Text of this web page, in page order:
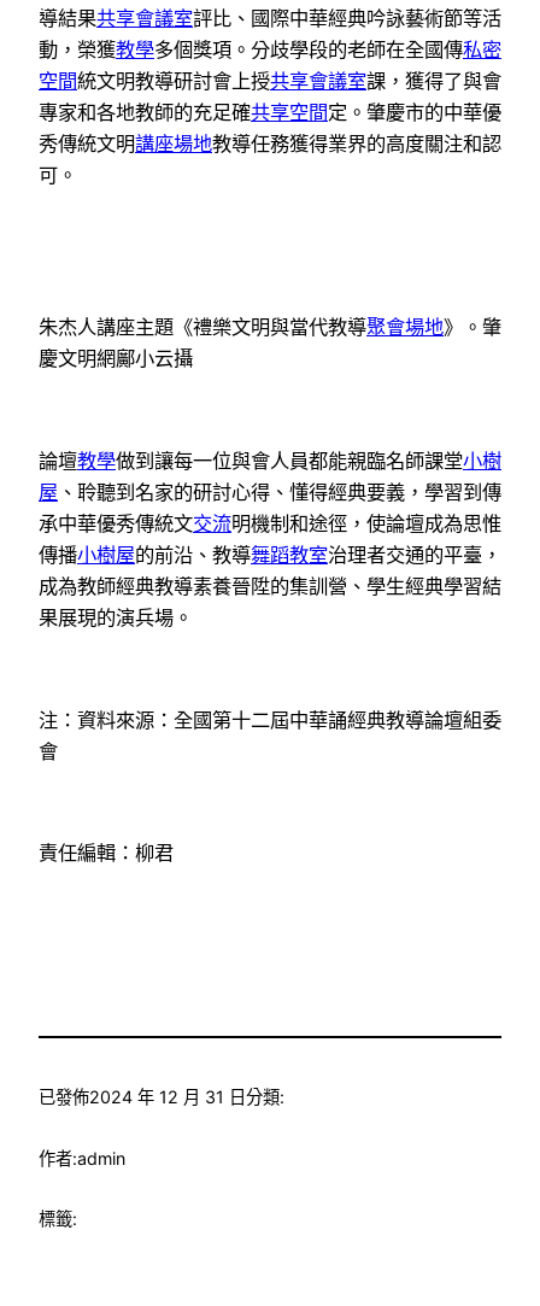
導結果共享會議室評比、國際中華經典吟詠藝術節等活
動，榮獲教學多個獎項。分歧學段的老師在全國傳私密
空間統文明教導研討會上授共享會議室課，獲得了與會
專家和各地教師的充足確共享空間定。肇慶市的中華優
秀傳統文明講座場地教導任務獲得業界的高度關注和認
可。
朱杰人講座主題《禮樂文明與當代教導聚會場地》。肇
慶文明網鄺小云攝
論壇教學做到讓每一位與會人員都能親臨名師課堂小樹
屋 、聆聽到名家的研討心得、懂得經典要義，學習到傳
承中華優秀傳統文交流明機制和途徑，使論壇成為思惟
傳播小樹屋的前沿、教導舞蹈教室治理者交通的平臺，
成為教師經典教導素養晉陞的集訓營、學生經典學習結
果展現的演兵場。
注：資料來源：全國第十二屆中華誦經典教導論壇組委
會
責任編輯：柳君
已發佈2024 年 12 月 31 日分類:
作者:admin
標籤: